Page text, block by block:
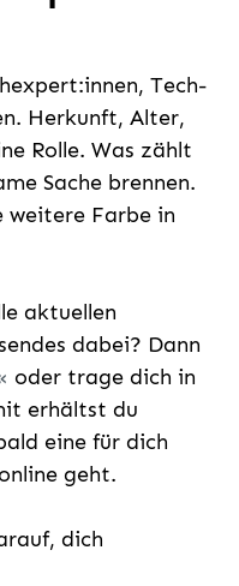
Tech-
Herkunft, Alter,
Rolle. Was zählt
Sache brennen.
weitere Farbe in
aktuellen
dabei? Dann
oder trage dich in
erhältst du
eine für dich
geht.
dich